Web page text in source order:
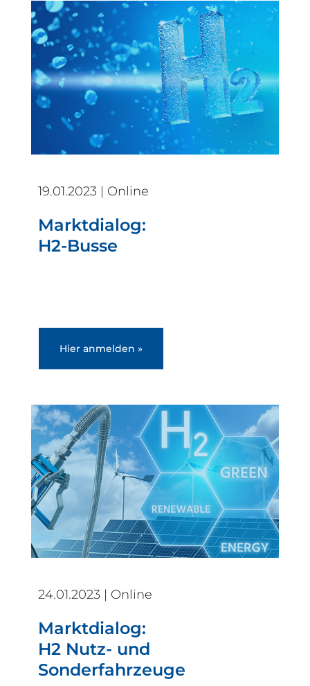
19.01.2023 | Online
Marktdialog:
H2-Busse
Hier anmelden »
24.01.2023 | Online
Marktdialog:
H2 Nutz- und
Sonderfahrzeuge